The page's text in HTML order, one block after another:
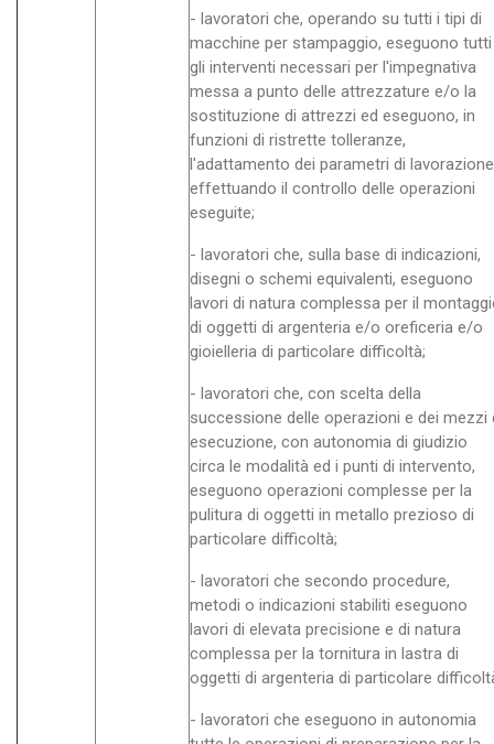
- lavoratori che, operando su tutti i tipi di
macchine per stampaggio, eseguono tutti
gli interventi necessari per l'impegnativa
messa a punto delle attrezzature e/o la
sostituzione di attrezzi ed eseguono, in
funzioni di ristrette tolleranze,
l'adattamento dei parametri di
effettuando il controllo delle operazioni
eseguite;
- lavoratori che, sulla base di indicazioni,
disegni o schemi equivalenti, eseguono
lavori di natura complessa per il
di oggetti di argenteria e/o oreficeria e/o
gioielleria di particolare difficoltà;
- lavoratori che, con scelta della
successione delle operazioni e dei mezzi
esecuzione, con autonomia di giudizio
circa le modalità ed i punti di intervento,
eseguono operazioni complesse per la
pulitura di oggetti in metallo prezioso di
particolare difficoltà;
- lavoratori che secondo procedure,
metodi o indicazioni stabiliti eseguono
lavori di elevata precisione e di natura
complessa per la tornitura in lastra di
oggetti di argenteria di particolare
- lavoratori che eseguono in autonomia